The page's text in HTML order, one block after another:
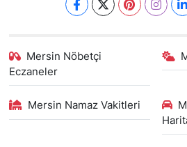
Mersin Nöbetçi
Eczaneler
Mersin Namaz Vakitleri